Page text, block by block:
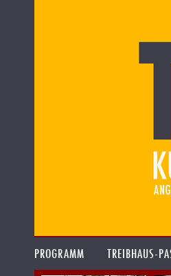
PROGRAMM TREIBHAUS-